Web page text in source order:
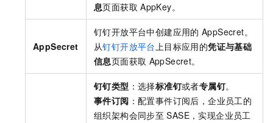
息页面获取 AppKey。
AppSecret
钉钉开放平台中创建应用的 AppSecret。
从钉钉开放平台上目标应用的凭证与基础
信息页面获取 AppSecret。
钉钉类型 ：选择标准钉或者专属钉。
事件订阅 ：配置事件订阅后，企业员工的
组织架构会同步至 SASE ，实现企业员工